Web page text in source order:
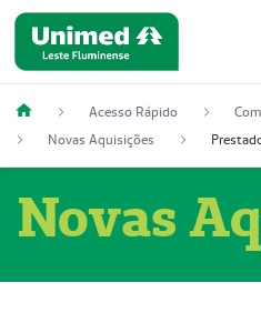
Acesso Rápido
Novas Aquisições
Novas